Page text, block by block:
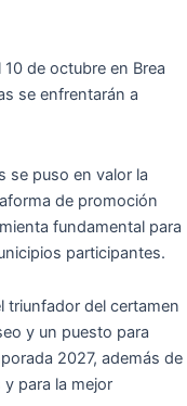
10 de octubre en Brea
se enfrentarán a
se puso en valor la
de promoción
fundamental para
participantes.
triunfador del certamen
y un puesto para
2027, además de
para la mejor